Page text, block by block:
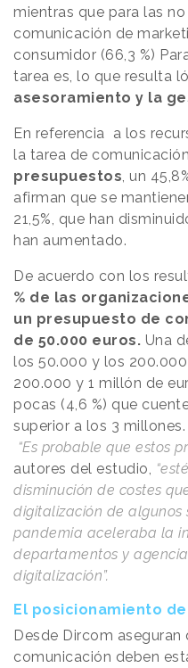
mientras que para las
comunicación de
consumidor (66,3 %)
tarea es, lo que resulta
asesoramiento y la
En referencia a los
la tarea de
presupuestos, un
afirman que se
21,5%, que han
han aumentado.
De acuerdo con los
% de las
un presupuesto de
de 50.000 euros. Una
los 50.000 y los 200.000
200.000 y 1 millón de
pocas (4,6 %) que
superior a los 3 millones.
“Es probable que estos
autores del estudio,
disminución de costes
digitalización de algunos
pandemia aceleraba la
departamentos y
digitalización”.
El posicionamiento
Desde Dircom
comunicación deben